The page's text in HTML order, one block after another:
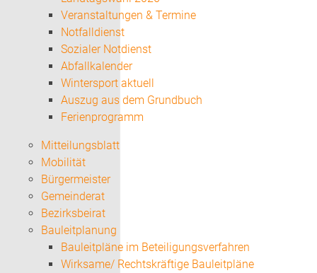
Veranstaltungen & Termine
Notfalldienst
Sozialer Notdienst
Abfallkalender
Wintersport aktuell
Auszug aus dem Grundbuch
Ferienprogramm
Mitteilungsblatt
Mobilität
Bürgermeister
Gemeinderat
Bezirksbeirat
Bauleitplanung
Bauleitpläne im Beteiligungsverfahren
Wirksame/ Rechtskräftige Bauleitpläne